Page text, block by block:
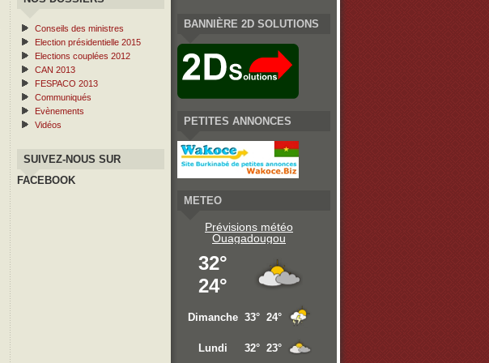
Conseils des ministres
Election présidentielle 2015
Elections couplées 2012
CAN 2013
FESPACO 2013
Communiqués
Evènements
Vidéos
SUIVEZ-NOUS SUR
FACEBOOK
BANNIÈRE 2D SOLUTIONS
PETITES ANNONCES
METEO
Prévisions météo
Ouagadougou